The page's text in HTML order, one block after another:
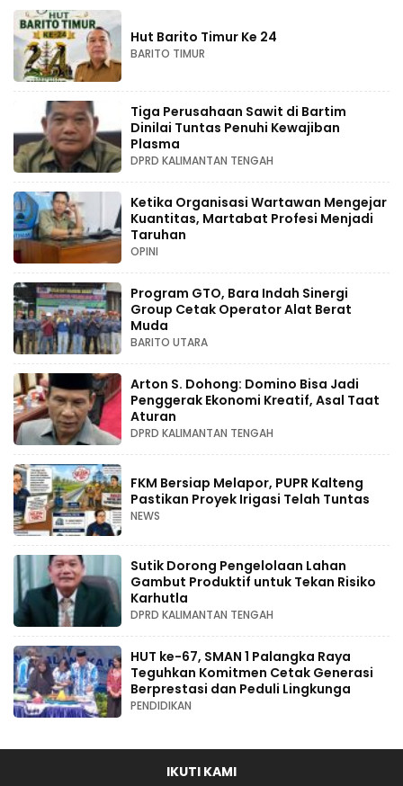
Hut Barito Timur Ke 24
BARITO TIMUR
Tiga Perusahaan Sawit di Bartim
Dinilai Tuntas Penuhi Kewajiban
Plasma
DPRD KALIMANTAN TENGAH
Ketika Organisasi Wartawan Mengejar
Kuantitas, Martabat Profesi Menjadi
Taruhan
OPINI
Program GTO, Bara Indah Sinergi
Group Cetak Operator Alat Berat
Muda
BARITO UTARA
Arton S. Dohong: Domino Bisa Jadi
Penggerak Ekonomi Kreatif, Asal Taat
Aturan
DPRD KALIMANTAN TENGAH
FKM Bersiap Melapor, PUPR Kalteng
Pastikan Proyek Irigasi Telah Tuntas
NEWS
Sutik Dorong Pengelolaan Lahan
Gambut Produktif untuk Tekan Risiko
Karhutla
DPRD KALIMANTAN TENGAH
HUT ke-67, SMAN 1 Palangka Raya
Teguhkan Komitmen Cetak Generasi
Berprestasi dan Peduli Lingkunga
PENDIDIKAN
IKUTI KAMI